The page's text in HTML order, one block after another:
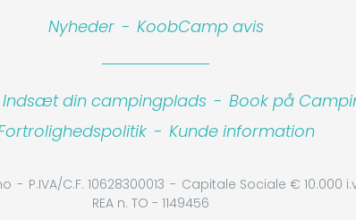
Nyheder - KoobCamp avis
Indsæt din campingplads - Book på
- Kunde information
P.IVA/C.F. 10628300013
Capitale Sociale € 10.000
REA n. TO - 1149456